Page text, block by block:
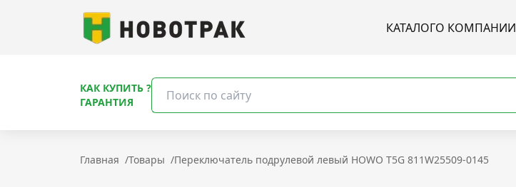
КАТАЛОГО КОМПАНИИ
КАК КУПИТЬ ?
ГАРАНТИЯ
Главная /Товары /Переключатель подрулевой левый HOWO T5G 811W25509-0145